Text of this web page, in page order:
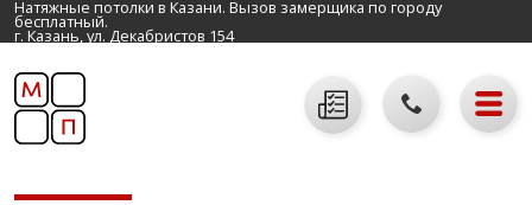
Натяжные потолки в Казани. Вызов замерщика по городу
бесплатный.
г. Казань, ул. Декабристов 154